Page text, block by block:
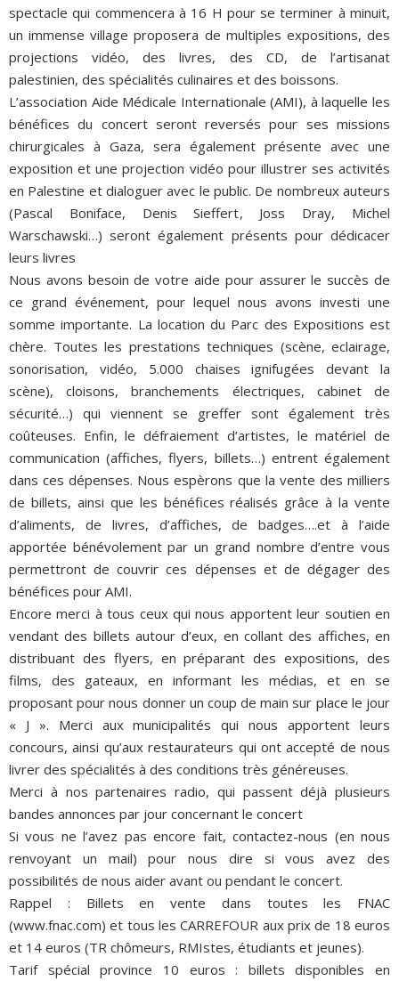
spectacle qui commencera à 16 H pour se terminer à minuit,
un immense village proposera de multiples expositions, des
projections vidéo, des livres, des CD, de l’artisanat
palestinien, des spécialités culinaires et des boissons.
L’association Aide Médicale Internationale (AMI), à laquelle les
bénéfices du concert seront reversés pour ses missions
chirurgicales à Gaza, sera également présente avec une
exposition et une projection vidéo pour illustrer ses activités
en Palestine et dialoguer avec le public. De nombreux auteurs
(Pascal Boniface, Denis Sieffert, Joss Dray, Michel
Warschawski…) seront également présents pour dédicacer
leurs livres
Nous avons besoin de votre aide pour assurer le succès de
ce grand événement, pour lequel nous avons investi une
somme importante. La location du Parc des Expositions est
chère. Toutes les prestations techniques (scène, eclairage,
sonorisation, vidéo, 5.000 chaises ignifugées devant la
scène), cloisons, branchements électriques, cabinet de
sécurité…) qui viennent se greffer sont également très
coûteuses. Enfin, le défraiement d’artistes, le matériel de
communication (affiches, flyers, billets…) entrent également
dans ces dépenses. Nous espèrons que la vente des milliers
de billets, ainsi que les bénéfices réalisés grâce à la vente
d’aliments, de livres, d’affiches, de badges….et à l’aide
apportée bénévolement par un grand nombre d’entre vous
permettront de couvrir ces dépenses et de dégager des
bénéfices pour AMI.
Encore merci à tous ceux qui nous apportent leur soutien en
vendant des billets autour d’eux, en collant des affiches, en
distribuant des flyers, en préparant des expositions, des
films, des gateaux, en informant les médias, et en se
proposant pour nous donner un coup de main sur place le jour
« J ». Merci aux municipalités qui nous apportent leurs
concours, ainsi qu’aux restaurateurs qui ont accepté de nous
livrer des spécialités à des conditions très généreuses.
Merci à nos partenaires radio, qui passent déjà plusieurs
bandes annonces par jour concernant le concert
Si vous ne l’avez pas encore fait, contactez-nous (en nous
renvoyant un mail) pour nous dire si vous avez des
possibilités de nous aider avant ou pendant le concert.
Rappel : Billets en vente dans toutes les FNAC
(www.fnac.com) et tous les CARREFOUR aux prix de 18 euros
et 14 euros (TR chômeurs, RMIstes, étudiants et jeunes).
Tarif spécial province 10 euros : billets disponibles en